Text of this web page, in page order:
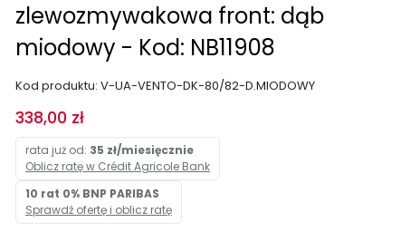
zlewozmywakowa front: dąb
miodowy - Kod: NB11908
Kod produktu: V-UA-VENTO-DK-80/82-D.MIODOWY
338,00 zł
rata już od: 35 zł/miesięcznie
Oblicz ratę w Crédit Agricole Bank
10 rat 0% BNP PARIBAS
Sprawdź ofertę i oblicz ratę